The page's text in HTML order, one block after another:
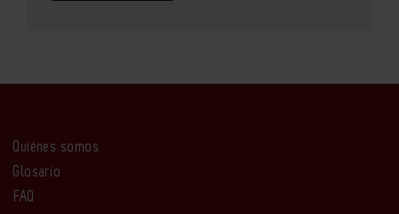
Quiénes somos
Glosario
FAQ